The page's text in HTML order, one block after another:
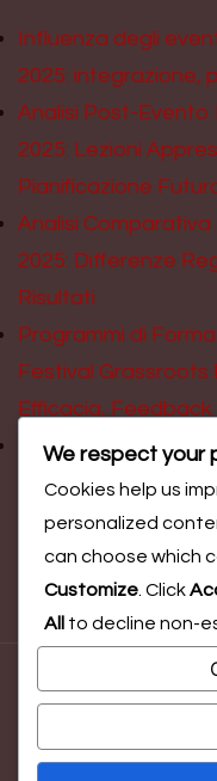
Influenza degli
2025: integrazione,
Analisi Post-Evento
2025: Lezioni
Pianificazione
Analisi
2025: Differenze
Risultati
Programmi di
Festival Grassroots
Efficacia, Feedback
Coinvolgimento
FIFA 2025:
studenti, risultati
byWordPress.
We respect your
Cookies help us
personalized
can choose which
Customize . Click
All
to decline non-